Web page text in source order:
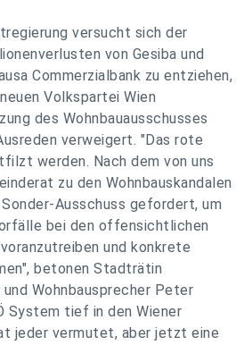
versucht sich der
von Gesiba und
Commerzialbank zu entziehen,
Volkspartei Wien
des Wohnbauausschusses
verweigert. "Das rote
werden. Nach dem von uns
zu den Wohnbauskandalen
Ausschuss gefordert, um
bei den offensichtlichen
und konkrete
betonen Stadträtin
Wohnbausprecher Peter
System tief in den Wiener
jeder vermutet, aber jetzt eine